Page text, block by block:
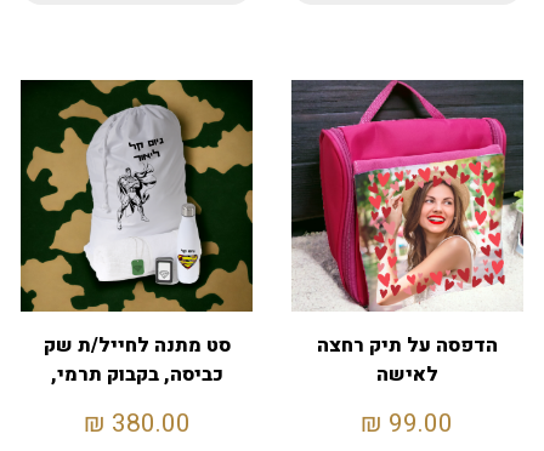
הדפסה על תיק רחצה
לאישה
99.00
₪
סט מתנה לחייל/ת שק
כביסה, בקבוק תרמי,
130X70
380.00
₪